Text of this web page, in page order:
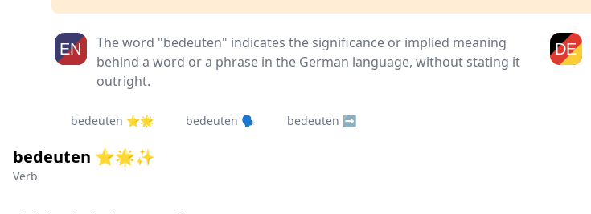
The word "bedeuten" indicates the significance or implied meaning
behind a word or a phrase in the German language, without stating it
outright.
bedeuten ⭐🌟 bedeuten 🗣️ bedeuten ➡️
bedeuten ⭐🌟✨
Verb